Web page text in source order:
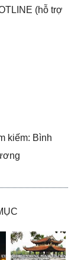
(hỗ trợ
kiếm: Bình